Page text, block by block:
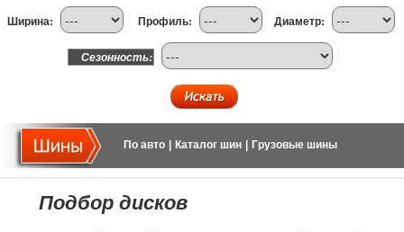
Ширина: Профиль: Диаметр:
Сезонность:
По авто Каталог шин Грузовые шины
Подбор дисков